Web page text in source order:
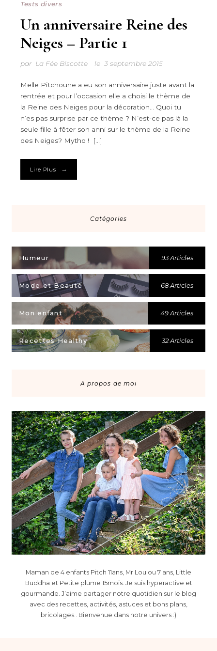
Tests divers
Un anniversaire Reine des
Neiges – Partie 1
par La Fée Biscotte le 3 septembre 2015
Melle Pitchoune a eu son anniversaire juste avant la
rentrée et pour l’occasion elle a choisi le thème de
la Reine des Neiges pour la décoration… Quoi tu
n’es pas surprise par ce thème ? N’est-ce pas là la
seule fille à fêter son anni sur le thème de la Reine
des Neiges? Mytho ! […]
Lire Plus →
Catégories
Humeur 93 Articles
Mode et Beauté 68 Articles
Mon enfant 49 Articles
Recettes Healthy 32 Articles
A propos de moi
Maman de 4 enfants Pitch 11ans, Mr Loulou 7 ans, Little
Buddha et Petite plume 15mois. Je suis hyperactive et
gourmande. J’aime partager notre quotidien sur le blog
avec des recettes, activités, astuces et bons plans,
bricolages.. Bienvenue dans notre univers :)